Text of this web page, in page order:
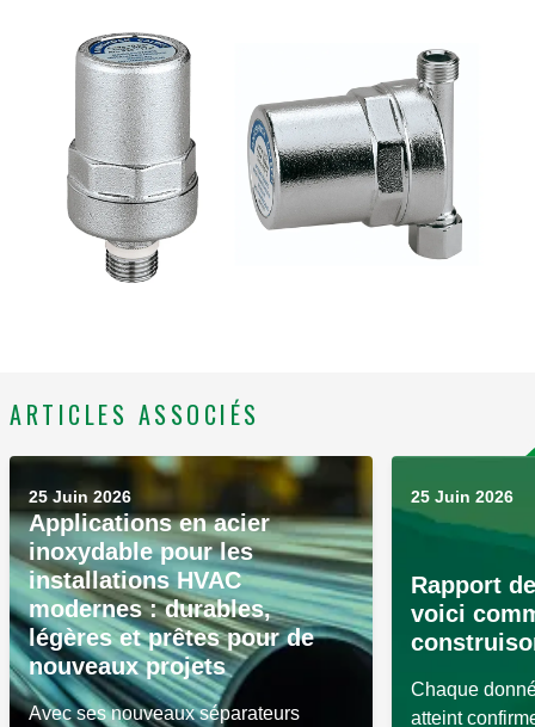
ARTICLES ASSOCIÉS
25 Juin 2026
Applications en acier
inoxydable pour les
installations HVAC
modernes : durables,
légères et prêtes pour de
nouveaux projets
Avec ses nouveaux séparateurs
25 Juin 2026
Rapport
voici
Chaque
atteint